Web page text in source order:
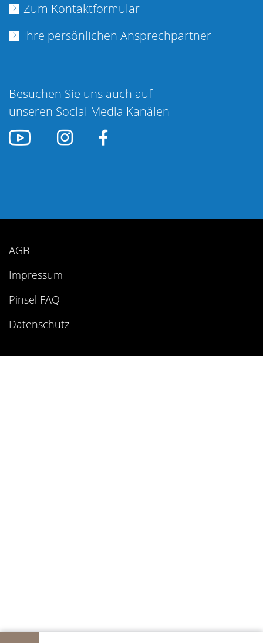
Zum Kontaktformular
Ihre persönlichen Ansprechpartner
Besuchen Sie uns auch auf
unseren Social Media Kanälen
AGB
Impressum
Pinsel FAQ
Datenschutz